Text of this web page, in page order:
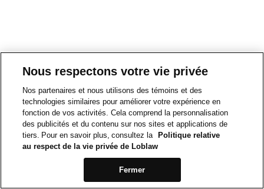
Nous respectons votre vie privée
Nos partenaires et nous utilisons des témoins et des
technologies similaires pour améliorer votre expérience en
fonction de vos activités. Cela comprend la personnalisation
des publicités et du contenu sur nos sites et applications de
tiers. Pour en savoir plus, consultez la
Politique relative
au respect de la vie privée de Loblaw
Fermer